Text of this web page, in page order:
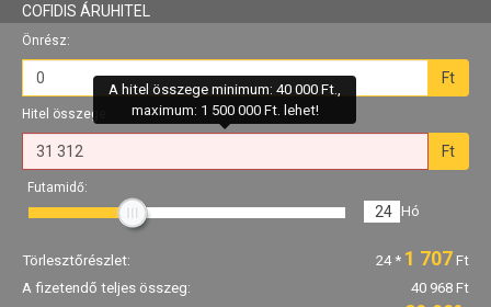
COFIDIS ÁRUHITEL
Önrész:
Ft
Hitel összege:
A hitel összege minimum: 40 000 Ft.,
maximum: 1 500 000 Ft. lehet!
Ft
Futamidő:
24 Hó
Törlesztőrészlet: 24* 1 707 Ft
A fizetendő teljes összeg:
40 968 Ft